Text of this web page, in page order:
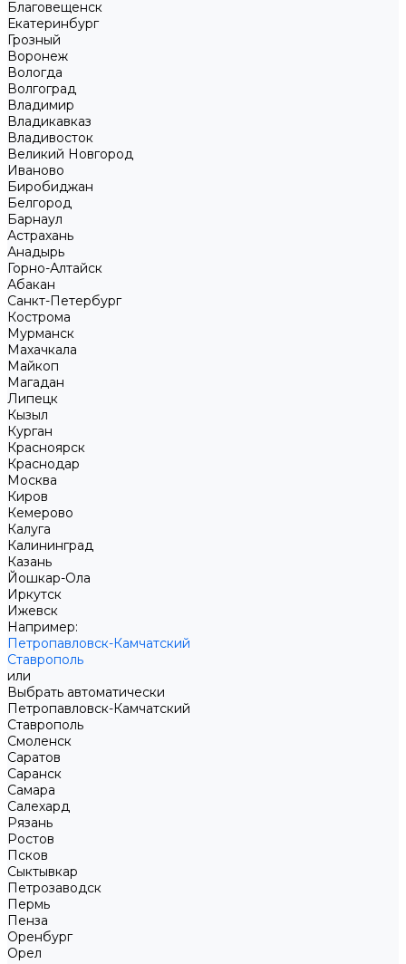
Благовещенск
Екатеринбург
Грозный
Воронеж
Вологда
Волгоград
Владимир
Владикавказ
Владивосток
Великий Новгород
Иваново
Биробиджан
Белгород
Барнаул
Астрахань
Анадырь
Горно-Алтайск
Абакан
Санкт-Петербург
Кострома
Мурманск
Махачкала
Майкоп
Магадан
Липецк
Кызыл
Курган
Красноярск
Краснодар
Москва
Киров
Кемерово
Калуга
Калининград
Казань
Йошкар-Ола
Иркутск
Ижевск
Например:
Петропавловск-Камчатский
Ставрополь
или
Выбрать автоматически
Петропавловск-Камчатский
Ставрополь
Смоленск
Саратов
Саранск
Самара
Салехард
Рязань
Ростов
Псков
Сыктывкар
Петрозаводск
Пермь
Пенза
Оренбург
Орел